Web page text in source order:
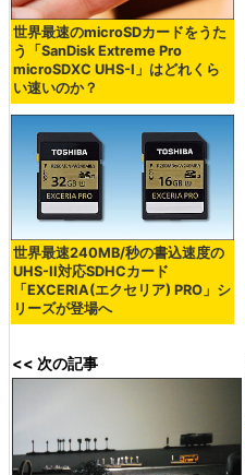
世界最速のmicroSDカードをうた
う「SanDisk Extreme Pro
microSDXC UHS-I」はどれくら
い速いのか？
世界最速240MB/秒の書込速度の
UHS-II対応SDHCカード
「EXCERIA(エクセリア) PRO」シ
リーズが登場へ
<< 次の記事